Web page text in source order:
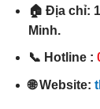
🏠 Địa chỉ:
Minh.
📞 Hotline :
🌐Website: